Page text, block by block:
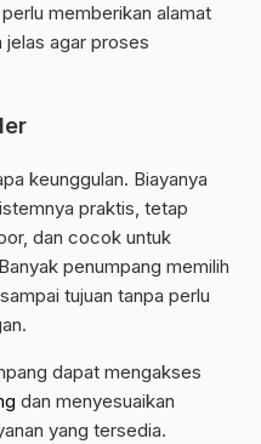
memberikan alamat
jelas agar proses
keunggulan. Biayanya
praktis, tetap
dan cocok untuk
penumpang memilih
tujuan tanpa perlu
dapat mengakses
dan menyesuaikan
yang tersedia.